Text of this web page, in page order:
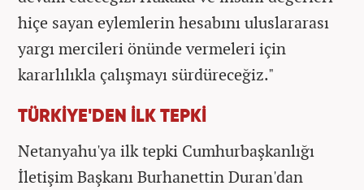
hiçe sayan eylemlerin hesabını uluslararası
yargı mercileri önünde vermeleri için
kararlılıkla çalışmayı sürdüreceğiz."
TÜRKİYE'DEN İLK TEPKİ
Netanyahu'ya ilk tepki Cumhurbaşkanlığı
İletişim Başkanı Burhanettin Duran'dan